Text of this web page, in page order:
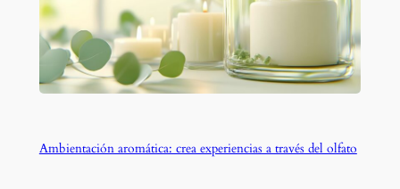
Ambientación aromática: crea experiencias a través del olfato